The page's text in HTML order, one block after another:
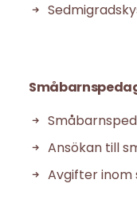
Ansökan till
Avgifter inom